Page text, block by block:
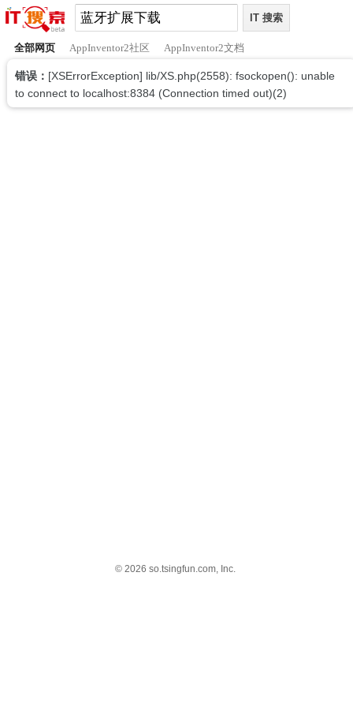
全部网页 AppInventor2社区 AppInventor2文档
错误： [XSErrorException] lib/XS.php(2558): fsockopen(): unable
to connect to localhost:8384 (Connection timed out)(2)
© 2026 so.tsingfun.com, Inc.